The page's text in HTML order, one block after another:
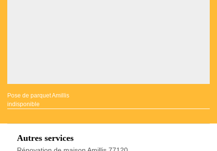
Pose de parquet Amillis
indisponible
Autres services